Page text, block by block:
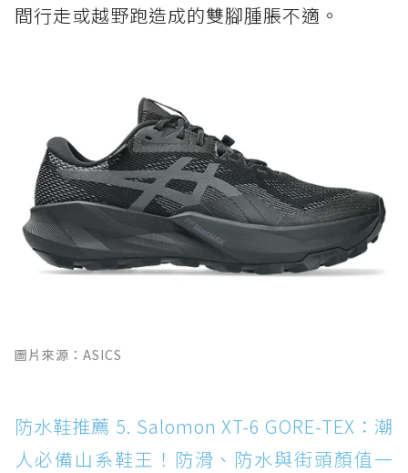
間行走或越野跑造成的雙腳腫脹不適。
圖片來源：ASICS
防水鞋推薦 5. Salomon XT-6 GORE-TEX：潮
人必備山系鞋王！防滑、防水與街頭顏值一